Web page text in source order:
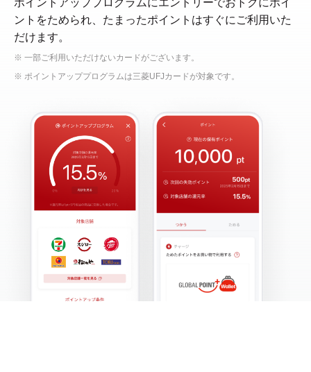
ポイントアッププログラムにエントリーでおトクにポイ
ントをためられ、たまったポイントはすぐにご利用いた
だけます。
※ 一部ご利用いただけないカードがございます。
※ ポイントアッププログラムは三菱UFJカードが対象です。